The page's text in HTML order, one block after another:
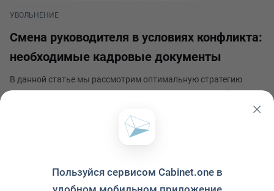
УВОЛЬНЕНИЕ
Смена руководителя в условиях конфликта:
необходимые кадровые документы
В данной статье мы рассмотрим оптимальную стратегию
смены руководящего состава компании. Генеральный
поэтому процесс его замены требует тесного взаимодействия
между отделом кадров и юридической службой. Нез
Опубликовано 28 августа 2024
Пользуйся сервисом Cabinet.one в